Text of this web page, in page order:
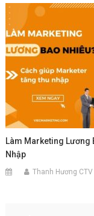
Làm Marketing Lương
Nhập
Thanh Hương CTV